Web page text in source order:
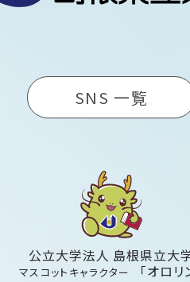
SNS 一覧
公立大学法人 島根県立大
マスコットキャラクター 「オロリ